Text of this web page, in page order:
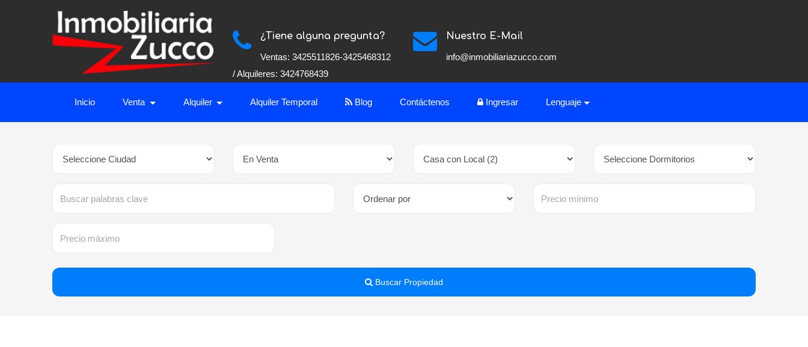
¿Tiene alguna pregunta?
Ventas: 3425511826-3425468312
/ Alquileres: 3424768439
Nuestro E-Mail
info@inmobiliariazucco.com
Inicio Venta Alquiler Alquiler Temporal Blog Contáctenos Ingresar Lenguaje
Buscar Propiedad